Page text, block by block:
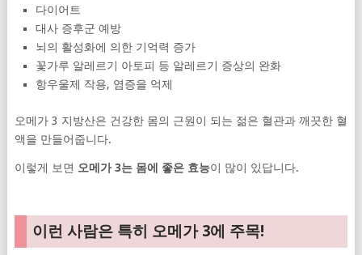
다이어트
대사 증후군 예방
뇌의 활성화에 의한 기억력 증가
꽃가루 알레르기 아토피 등 알레르기 증상의 완화
항우울제 작용, 염증을 억제
오메가 3 지방산은 건강한 몸의 근원이 되는 젊은 혈관과 깨끗한 혈
액을 만들어줍니다.
이렇게 보면 오메가 3는 몸에 좋은 효능이 많이 있답니다.
이런 사람은 특히 오메가 3에 주목!